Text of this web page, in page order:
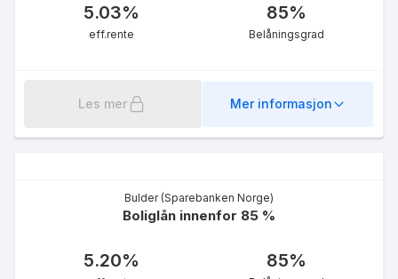
5.03%
eff.rente
85%
Belåningsgrad
Les mer Mer informasjon
Bulder (Sparebanken Norge)
Boliglån innenfor 85 %
5.20% 85%